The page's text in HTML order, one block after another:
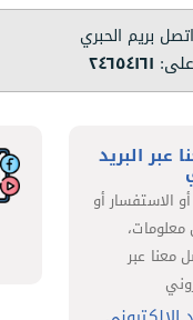
اتصل بريم الحبري
على: ٢٤٦٥٤١٦١
عبر البريد
الاستفسار أو
معنا عبر